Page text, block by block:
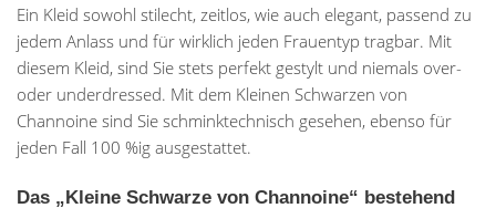
Ein Kleid sowohl stilecht, zeitlos, wie auch elegant, passend zu
jedem Anlass und für wirklich jeden Frauentyp tragbar. Mit
diesem Kleid, sind Sie stets perfekt gestylt und niemals over-
oder underdressed. Mit dem Kleinen Schwarzen von
Channoine sind Sie schminktechnisch gesehen, ebenso für
jeden Fall 100 %ig ausgestattet.
Das „Kleine Schwarze von Channoine“ bestehend